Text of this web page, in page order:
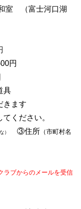
室 （富士河口湖
円
具
きます
ください。
） ③住所 （市町村名
ラブからのメールを受信